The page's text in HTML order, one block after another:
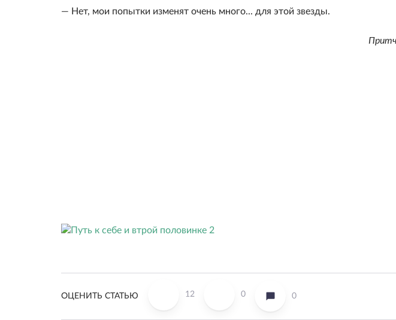
— Нет, мои попытки изменят очень много... для этой звезды.
ОЦЕНИТЬ СТАТЬЮ 12 0 0